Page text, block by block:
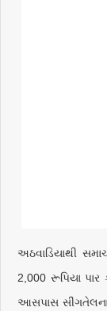
અઠવાડિયાથી
2,000 રૂપિયા
આસપાસ સીંગતેલના